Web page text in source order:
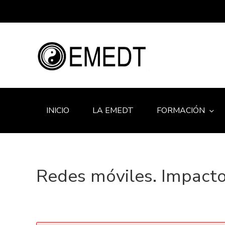
INICIO LA EMEDT FORMACIÓN
Redes móviles.